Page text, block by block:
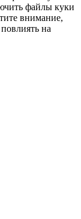
файлы куки
внимание,
на